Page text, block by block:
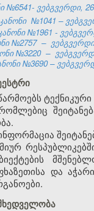
№6541- ვებგვერდი,
კანონი №1041 –
№1961 -
№2757 –
№3220 –
№3690 –
და